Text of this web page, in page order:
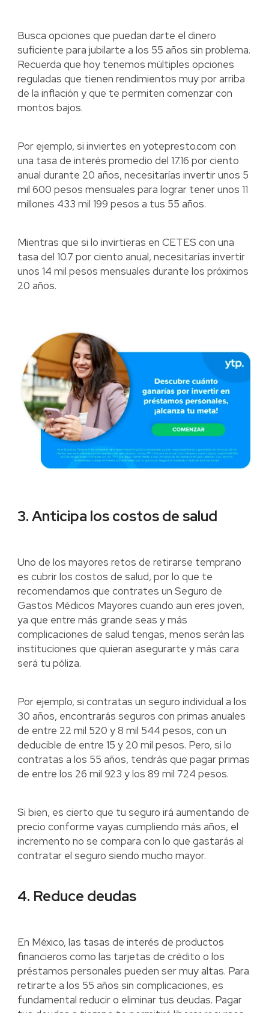
Busca opciones que puedan darte el dinero
suficiente para jubilarte a los 55 años sin problema.
Recuerda que hoy tenemos múltiples opciones
reguladas que tienen rendimientos muy por arriba
de la inflación y que te permiten comenzar con
montos bajos.
Por ejemplo, si inviertes en yotepresto.com con
una tasa de interés promedio del 17.16 por ciento
anual durante 20 años, necesitarías invertir unos 5
mil 600 pesos mensuales para lograr tener unos 11
millones 433 mil 199 pesos a tus 55 años.
Mientras que si lo invirtieras en CETES con una
tasa del 10.7 por ciento anual, necesitarías invertir
unos 14 mil pesos mensuales durante los próximos
20 años.
3. Anticipa los costos de salud
Uno de los mayores retos de retirarse temprano
es cubrir los costos de salud, por lo que te
recomendamos que contrates un Seguro de
Gastos Médicos Mayores cuando aun eres joven,
ya que entre más grande seas y más
complicaciones de salud tengas, menos serán las
instituciones que quieran asegurarte y más cara
será tu póliza.
Por ejemplo, si contratas un seguro individual a los
30 años, encontrarás seguros con primas anuales
de entre 22 mil 520 y 8 mil 544 pesos, con un
deducible de entre 15 y 20 mil pesos. Pero, si lo
contratas a los 55 años, tendrás que pagar primas
de entre los 26 mil 923 y los 89 mil 724 pesos.
Si bien, es cierto que tu seguro irá aumentando de
precio conforme vayas cumpliendo más años, el
incremento no se compara con lo que gastarás al
contratar el seguro siendo mucho mayor.
4. Reduce deudas
En México, las tasas de interés de productos
financieros como las tarjetas de crédito o los
préstamos personales pueden ser muy altas. Para
retirarte a los 55 años sin complicaciones, es
fundamental reducir o eliminar tus deudas. Pagar